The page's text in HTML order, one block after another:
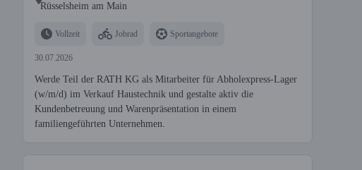
Rüsselsheim am Main
Vollzeit Jobrad Sportangebote
30.07.2026
Werde Teil der RATH KG als Mitarbeiter für Abholexpress-Lager
(w/m/d) im Verkauf Haustechnik und gestalte aktiv die
Kundenbetreuung und Warenpräsentation in einem
familiengeführten Unternehmen.